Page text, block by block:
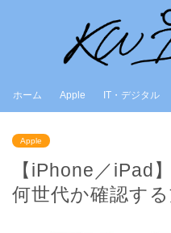
ホーム Apple IT・デジタル
Apple
【iPhone／iPad
何世代か確認す